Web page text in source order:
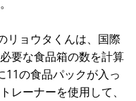
リョウタくんは、国際
要な食品箱の数を計算
11の食品パックが入っ
レーナーを使用して、